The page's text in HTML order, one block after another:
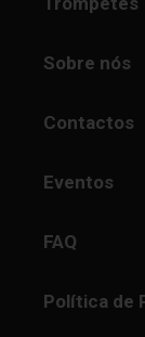
Sobre nós
Contactos
Eventos
FAQ
Política de